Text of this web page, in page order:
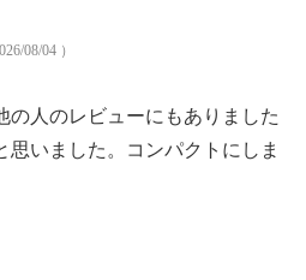
08/04 ）
の人のレビューにもありました
思いました。コンパクトにしま